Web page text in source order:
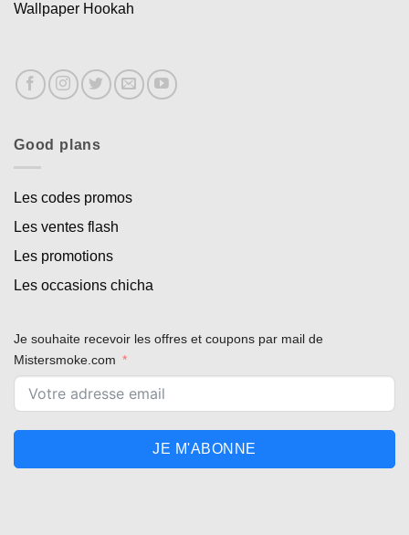
Wallpaper Hookah
Good plans
Les codes promos
Les ventes flash
Les promotions
Les occasions chicha
Je souhaite recevoir les offres et coupons par mail de
Mistersmoke.com
JE M'ABONNE